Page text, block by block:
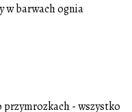
w barwach ognia
przymrozkach - wszystko